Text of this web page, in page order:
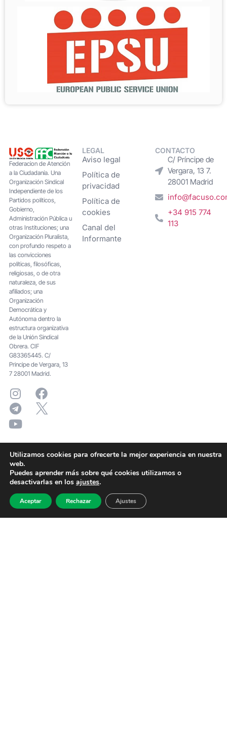
Federacion de Atención
a la Ciudadanía. Una
Organización Sindical
Independiente de los
Partidos políticos,
Gobierno,
Administración Pública u
otras Instituciones; una
Organización Pluralista,
con profundo respeto a
las convicciones
políticas, filosóficas,
religiosas, o de otra
naturaleza, de sus
afiliados; una
Organización
Democrática y
Autónoma dentro la
estructura organizativa
de la Unión Sindical
Obrera. CIF
G83365445. C/
Principe de Vergara, 13
7 28001 Madrid.
LEGAL
Aviso legal
Política de
privacidad
Política de
cookies
Canal del
Informante
CONTACTO
C/ Príncipe de
Vergara, 13 7.
28001 Madrid
+34 915 774
113
Utilizamos cookies para ofrecerte la mejor experiencia en nuestra
web.
Puedes aprender más sobre qué cookies utilizamos o
desactivarlas en los ajustes.
Aceptar Rechazar Ajustes